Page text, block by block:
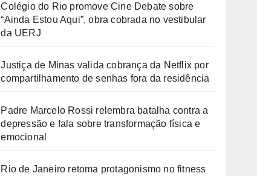
Colégio do Rio promove Cine Debate sobre
“Ainda Estou Aqui”, obra cobrada no vestibular
da UERJ
Justiça de Minas valida cobrança da Netflix por
compartilhamento de senhas fora da residência
Padre Marcelo Rossi relembra batalha contra a
depressão e fala sobre transformação física e
emocional
Rio de Janeiro retoma protagonismo no fitness